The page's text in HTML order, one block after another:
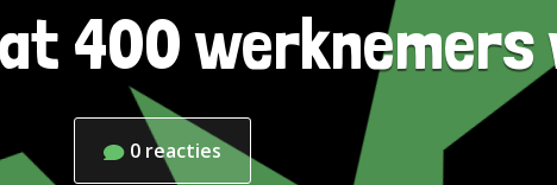
400
0 reacties